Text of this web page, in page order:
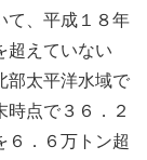
、平成１８年
超えていない
部太平洋水域で
点で３６．２
６．６万トン超